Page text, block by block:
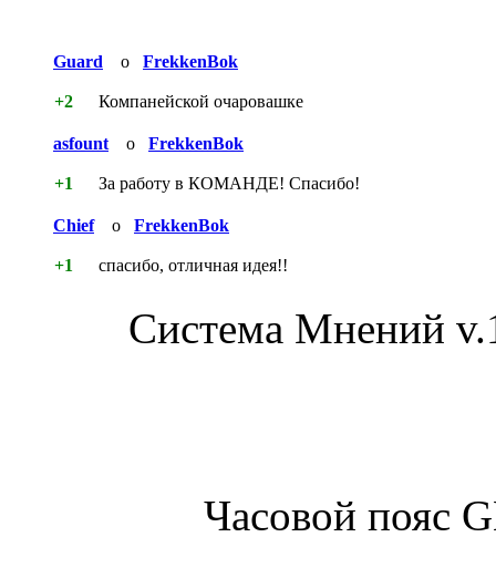
Guard о FrekkenBok
+2 Компанейской очаровашке
asfount о FrekkenBok
+1 За работу в КОМАНДЕ! Спасибо!
Chief о FrekkenBok
+1 спасибо, отличная идея!!
Система Мнений
Часовой пояс